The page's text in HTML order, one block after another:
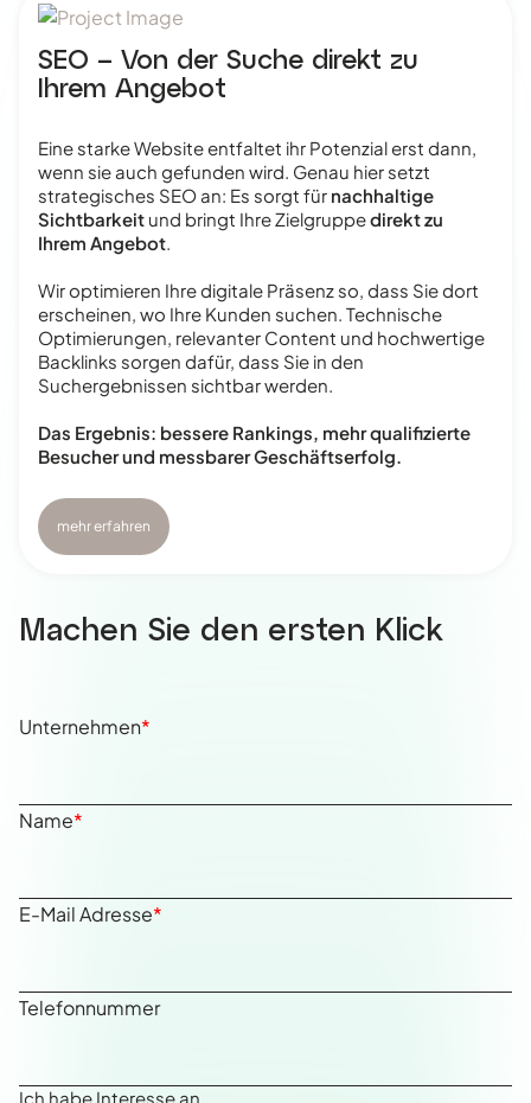
SEO – Von der Suche direkt zu
Ihrem Angebot
Eine starke Website entfaltet ihr Potenzial erst dann,
wenn sie auch gefunden wird. Genau hier setzt
strategisches SEO an: Es sorgt für nachhaltige
Sichtbarkeit und bringt Ihre Zielgruppedirekt zu
Ihrem Angebot.
Wir optimieren Ihre digitale Präsenz so, dass Sie dort
erscheinen, wo Ihre Kunden suchen. Technische
Optimierungen, relevanter Content und hochwertige
Backlinks sorgen dafür, dass Sie in den
Suchergebnissen sichtbar werden.
Das Ergebnis: bessere Rankings, mehr qualifizierte
Besucher und messbarer Geschäftserfolg.
mehr erfahren
Machen Sie den ersten Klick
Unternehmen*
Name*
E-Mail Adresse*
Telefonnummer
Ich habe Interesse an ...